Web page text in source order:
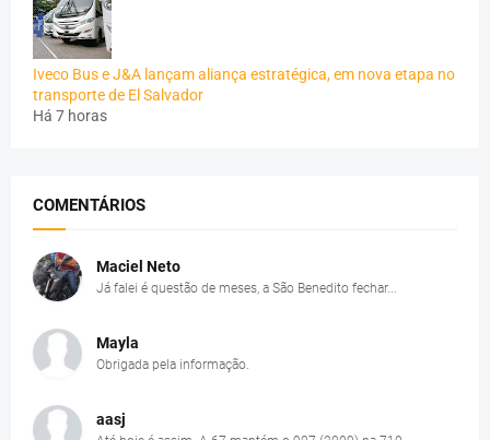
Iveco Bus e J&A lançam aliança estratégica, em nova etapa no
transporte de El Salvador
Há 7 horas
COMENTÁRIOS
Maciel Neto
Já falei é questão de meses, a São Benedito fechar...
Mayla
Obrigada pela informação.
aasj